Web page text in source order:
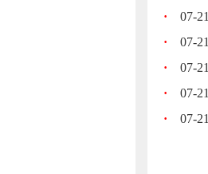
·
07-21
·
07-21
·
07-21
·
07-21
·
07-21